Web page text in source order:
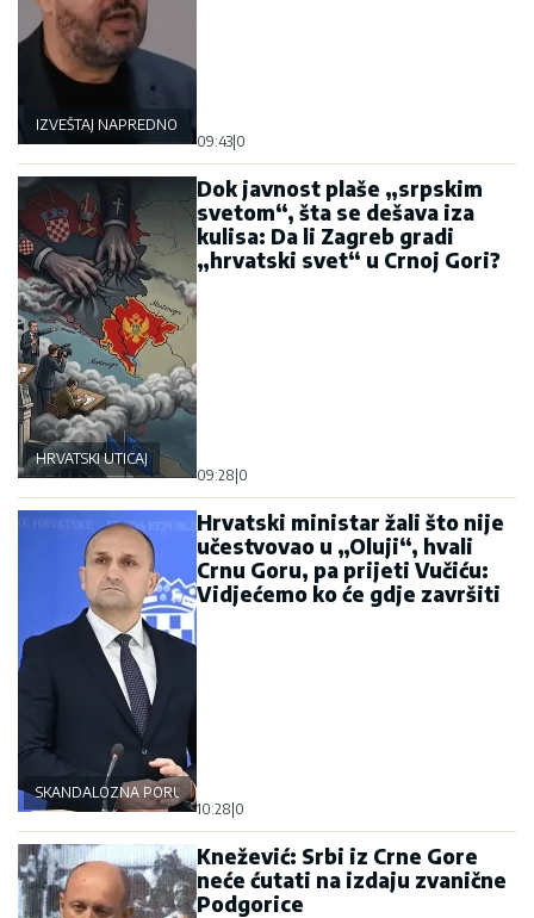
IZVEŠTAJ NAPREDNOG KLUBA
09:43 0
HRVATSKI UTICAJ
Dok javnost plaše „srpskim
svetom“, šta se dešava iza
kulisa: Da li Zagreb gradi
„hrvatski svet“ u Crnoj Gori?
09:28 0
SKANDALOZNA PORUKA
Hrvatski ministar žali što nije
učestvovao u „Oluji“, hvali
Crnu Goru, pa prijeti Vučiću:
Vidjećemo ko će gdje završiti
10:28 0
Knežević: Srbi iz Crne Gore
neće ćutati na izdaju zvanične
Podgorice